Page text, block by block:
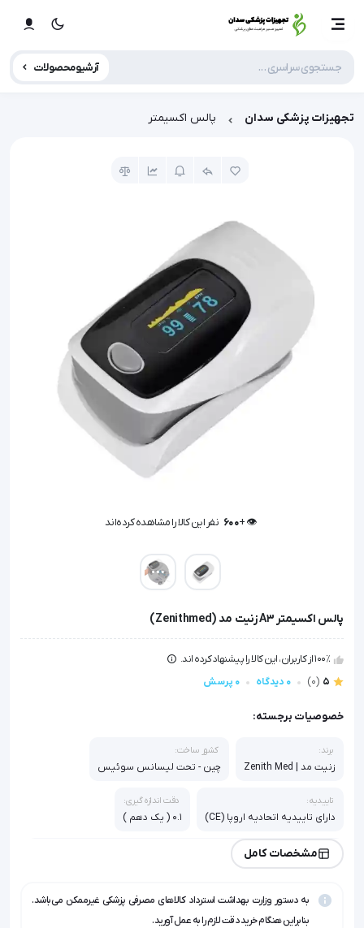
آرشیو محصولات
تجهیزات پزشکی سدان پالس اکسیمتر
👁️ +
600 نفر این کالا را مشاهده کرده‌اند
پالس اکسیمتر A3 زنیت مد (Zenithmed)
100٪ از کاربران، این کالا را پیشنهاد کرده اند.
5
(0) 0 دیدگاه 0 پرسش
خصوصیات برجسته:
برند:
زنیت مد | Zenith Med
کشور ساخت:
چین - تحت لیسانس سوئیس
تاییدیه:
دارای تاییدیه اتحادیه اروپا (CE)
دقت اندازه گیری:
0.1 ( یک دهم )
سایر ویژگی:
صفحه نمایش:
مشخصات کامل
به دستور وزارت بهداشت استرداد کالاهای مصرفی پزشکی غیرممکن می‌باشد.
بنابراین هنگام خرید دقت لازم را به عمل آورید.